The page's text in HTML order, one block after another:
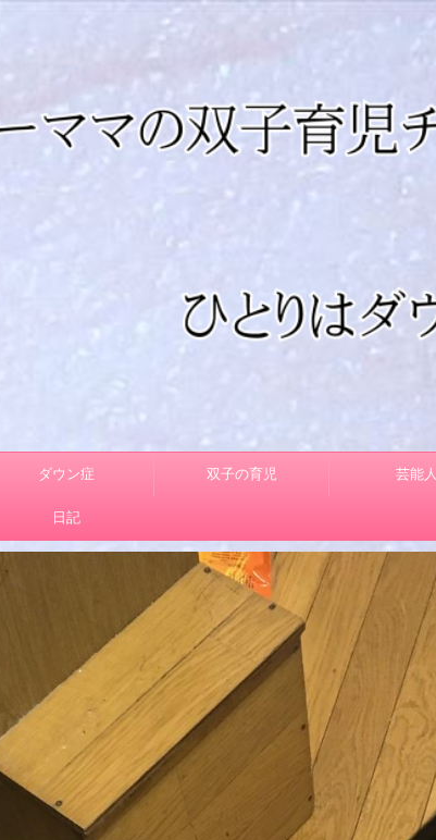
ダウン症 双子の育児 芸能人
日記